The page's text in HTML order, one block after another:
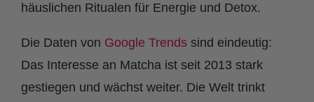
häuslichen Ritualen für Energie und Detox.
Die Daten von Google Trends sind eindeutig:
Das Interesse an Matcha ist seit 2013 stark
gestiegen und wächst weiter. Die Welt trinkt